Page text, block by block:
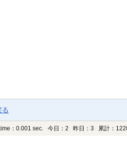
：0.001 sec. 今日：2 昨日：3 累計：